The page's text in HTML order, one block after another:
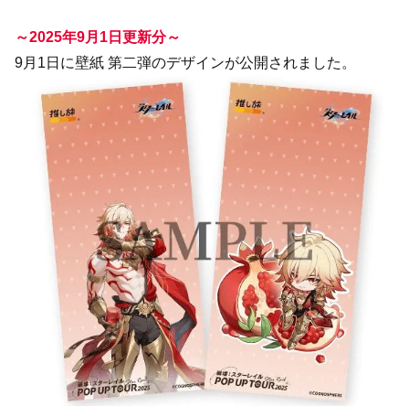
～2025年9月1日更新分～
9月1日に壁紙 第二弾のデザインが公開されました。